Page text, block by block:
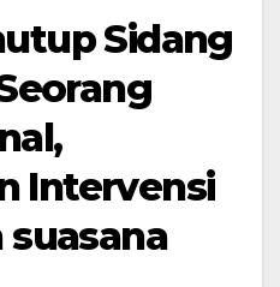
Sidang
Intervensi